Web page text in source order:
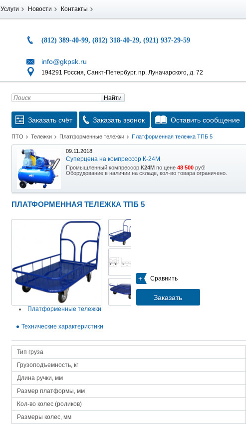
Услуги Новости Контакты
(812) 389-40-99, (812) 318-40-29, (921) 937-29-59
info@gkpsk.ru
194291 Россия, Санкт-Петербург, пр. Луначарского, д. 72
Найти
Заказать счёт Заказать звонок Оставить сообщение
ПТО Тележки Платформенные тележки Платформенная тележка ТПБ 5
09.11.2018
Суперцена на компрессор К-24М
Промышленный компрессор К24М по цене 48 500 руб!
Оборудование в наличии на складе, кол-во товара ограничено.
15.10.2018
Уникальная возможность приобрести (в наличии на складе) тележку
05.09.2018
Новое поступление на склад насосов
Насосы Calpeda в НАЛИЧИИ
https://www.1nasos.ru/vodosnabzhenie-otoplenie/calpeda-mxh-203e
15.01.2018
Ручные насосы НБУ без торговой наценки!
Поступление насосов НБУ 700-02 на склад в Спб. Купите сегодня по цене
Насос бочковой универсальный НБУ 700-02 предназначен для
масел из бочек и других емкостей и соответствует государственным
правилам и нормам.
15.01.2018
Оборудование в наличии на складе!!! Цены фиксированы!
Акция на Пневмонагнетатель ТОПОЛЬ 300 ТРАНСМИКС и
СКАУТ MINI
Товар имеется в наличии на складе.
28.02.2017
Наклонный подъемник Minor Escalera по цене 2014 года
Оборудование в наличии на складе.
Стоимость 260 000 руб!
ПЛАТФОРМЕННАЯ ТЕЛЕЖКА ТПБ 5
Сравнить
Заказать
Платформенные тележки
Технические характеристики
Тип груза
Грузоподъемность, кг
Длина ручки, мм
Размер платформы, мм
Кол-во колес (роликов)
Размеры колес, мм